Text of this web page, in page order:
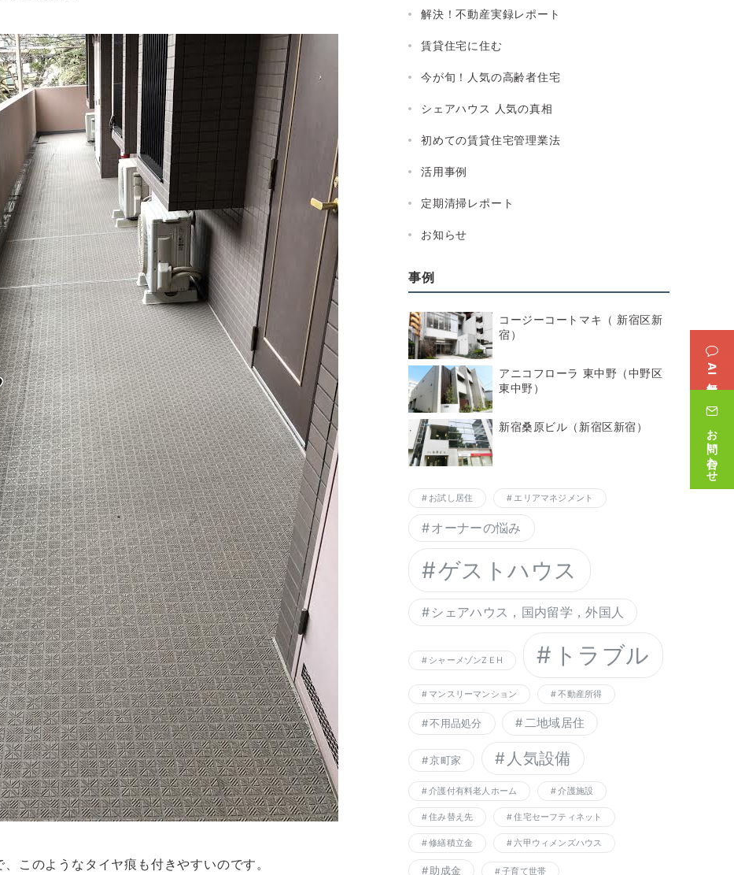
このようなタイヤ痕も付きやすいのです。
解決！不動産実録レポート
賃貸住宅に住む
今が旬！人気の高齢者住宅
シェアハウス 人気の真相
初めての賃貸住宅管理業法
活用事例
定期清掃レポート
お知らせ
事例
コージーコートマキ（ 新宿区新
宿）
アニコフローラ 東中野（中野区
東中野）
新宿桑原ビル（新宿区新宿）
お試し居住 エリアマネジメント
オーナーの悩み
ゲストハウス
シェアハウス，国内留学，外国人
シャーメゾンZＥH トラブル
マンスリーマンション 不動産所得
不用品処分 二地域居住
京町家 人気設備
介護付有料老人ホーム 介護施設
住み替え先 住宅セーフティネット
修繕積立金 六甲ウィメンズハウス
助成金 子育て世帯
AI無料相談
お問い合わせ